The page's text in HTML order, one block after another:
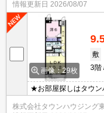
情報更新日 2026/08/07
画像：29枚
敷
3階
★お部屋探しはタウン
のご条件にピッタリ
が精一杯お手伝いさ
株式会社タウンハウジング